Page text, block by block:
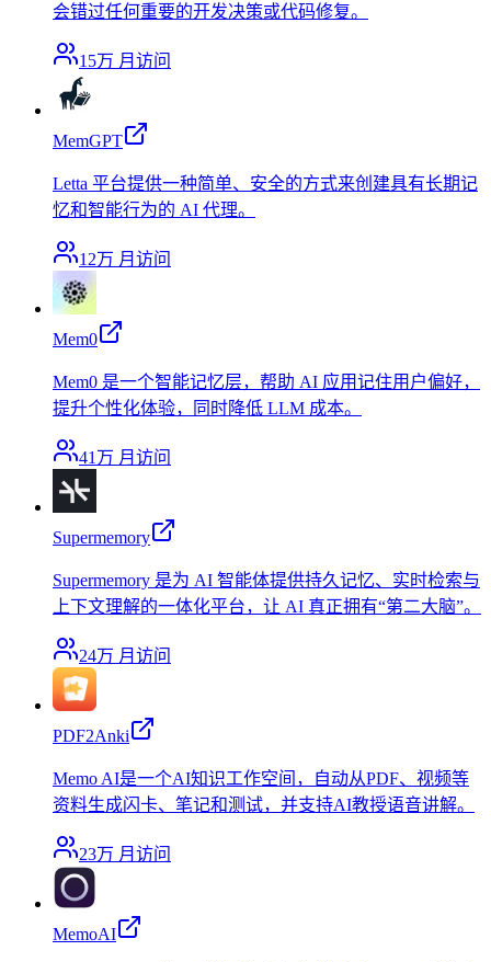
会错过任何重要的开发决策或代码修复。
15万 月访问
MemGPT
Letta 平台提供一种简单、安全的方式来创建具有长期记
忆和智能行为的 AI 代理。
12万 月访问
Mem0
Mem0 是一个智能记忆层，帮助 AI 应用记住用户偏好，
提升个性化体验，同时降低 LLM 成本。
41万 月访问
Supermemory
Supermemory 是为 AI 智能体提供持久记忆、实时检索与
上下文理解的一体化平台，让 AI 真正拥有“第二大脑”。
24万 月访问
PDF2Anki
Memo AI是一个AI知识工作空间，自动从PDF、视频等
资料生成闪卡、笔记和测试，并支持AI教授语音讲解。
23万 月访问
MemoAI